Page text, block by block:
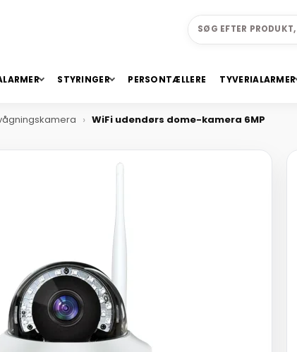
STYRINGER PERSONTÆLLERE TYVERIALARMER
WiFi udendørs dome-kamera 6MP